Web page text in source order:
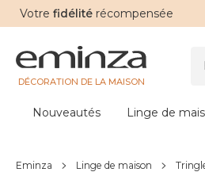
Votre fidélité récompensée
DÉCORATION DE LA MAISON
Nouveautés Linge de
Eminza Linge de maison